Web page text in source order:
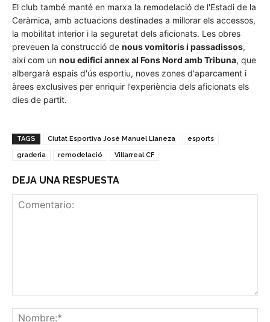
El club també manté en marxa la remodelació de l'Estadi de la
Ceràmica, amb actuacions destinades a millorar els accessos,
la mobilitat interior i la seguretat dels aficionats. Les obres
preveuen la construcció de nous vomitoris i passadissos,
així com un nou edifici annex al Fons Nord amb Tribuna, que
albergarà espais d'ús esportiu, noves zones d'aparcament i
àrees exclusives per enriquir l'experiència dels aficionats els
dies de partit.
TAGS Ciutat Esportiva José Manuel Llaneza esports
graderia remodelació Villarreal CF
DEJA UNA RESPUESTA